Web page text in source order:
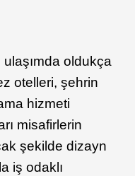
ulaşımda oldukça
otelleri, şehrin
hizmeti
misafirlerin
şekilde dizayn
iş odaklı